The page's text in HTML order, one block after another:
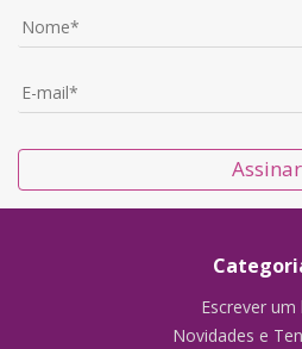
Assinar
Escrever um
Novidades e